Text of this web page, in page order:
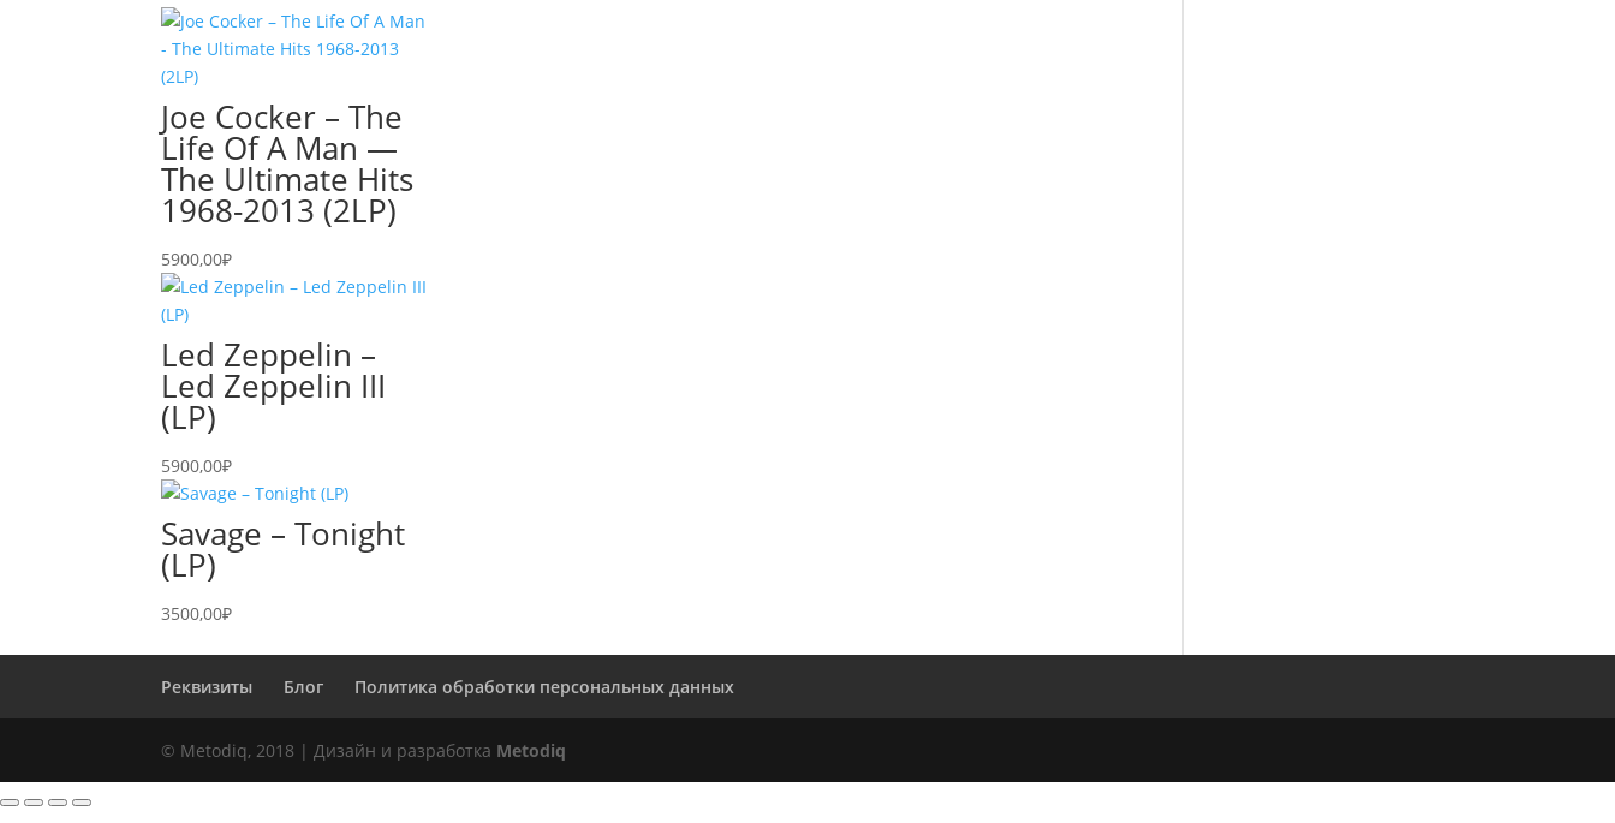
Joe Cocker – The
Life Of A Man —
The Ultimate Hits
1968-2013 (2LP)
5900,00₽
Led Zeppelin –
Led Zeppelin III
(LP)
5900,00₽
Savage – Tonight
(LP)
3500,00₽
Реквизиты Блог Политика обработки персональных данных
© Metodiq, 2018 | Дизайн и разработка Metodiq